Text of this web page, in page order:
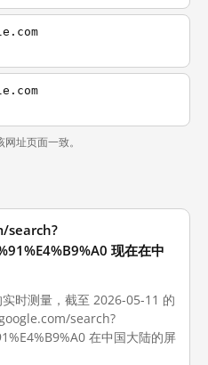
址页面一致。
search?
现在在中
时测量，截至 2026-05-11 的
search?
在中国大陆的屏